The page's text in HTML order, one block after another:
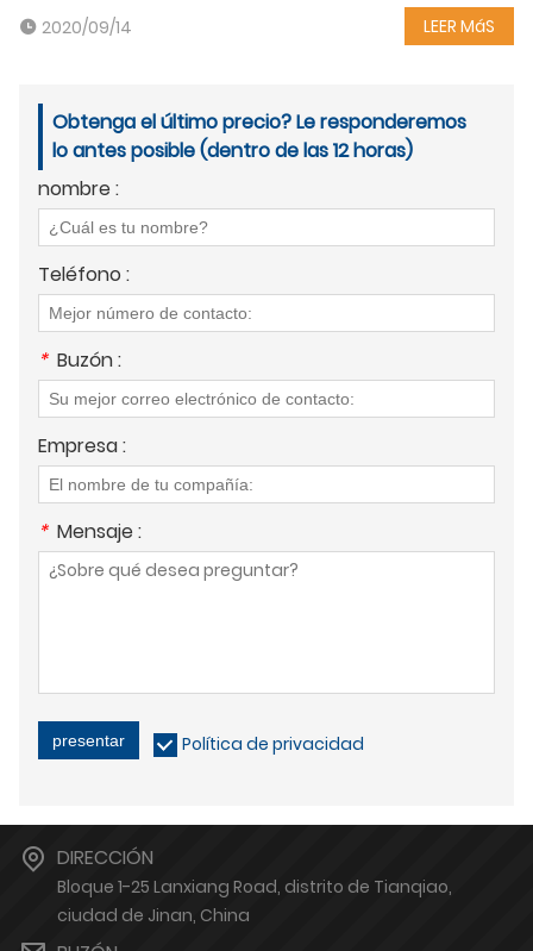
2020/09/14 LEER MáS
Obtenga el último precio? Le responderemos
lo antes posible (dentro de las 12 horas)
nombre :
Teléfono :
* Buzón :
Empresa :
* Mensaje :
presentar Política de privacidad
DIRECCIÓN
Bloque 1-25 Lanxiang Road, distrito de Tianqiao,
ciudad de Jinan, China